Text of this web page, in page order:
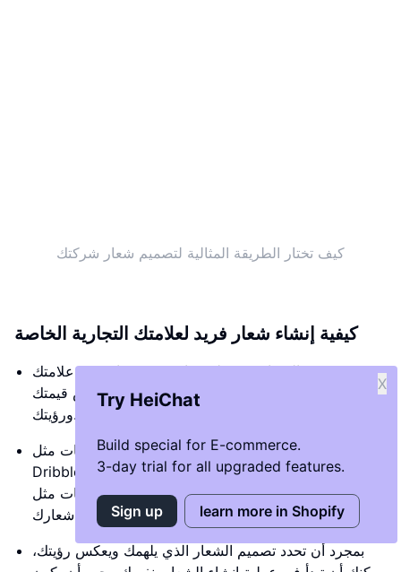
كيف تختار الطريقة المثالية لتصميم شعار شركتك
كيفية إنشاء شعار فريد لعلامتك التجارية الخاصة
تصميم الشعار هو خطوة حاسمة في بناء هوية علامتك
التجارية، حيث يمثل الشعار واجهتك للعالم ويعكس قيمتك
ورؤيتك.
بدايةً، يمكنك البحث عن الإلهام من خلال منصات مثل
Dribble، التي تعرض أحدث التصاميم الإبداعية للمصممين.
يمكنك أيضًا الاستعانة بخدمات مثل Fiverr للعثور على
بمجرد أن تحدد تصميم الشعار الذي يلهمك ويعكس رؤيتك،
Try HeiChat
Build special for E-commerce.
3-day trial for all upgraded features.
X
Sign up learn more in Shopify